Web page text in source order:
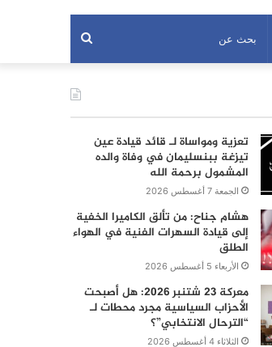
بحث
عن
تعزية ومواساة لـ قائد قيادة عين
تيزغة ببنسليمان في وفاة والده
المشمول برحمة الله
الجمعة 7 أغسطس 2026
هشام جناح: من تألق الكاميرا الخفية
إلى قيادة السهرات الفنية في الهواء
الطلق
الأربعاء 5 أغسطس 2026
معركة 23 شتنبر 2026: هل أصبحت
الأحزاب السياسية مجرد محطات لـ
“الترحال الانتخابي”؟
الثلاثاء 4 أغسطس 2026